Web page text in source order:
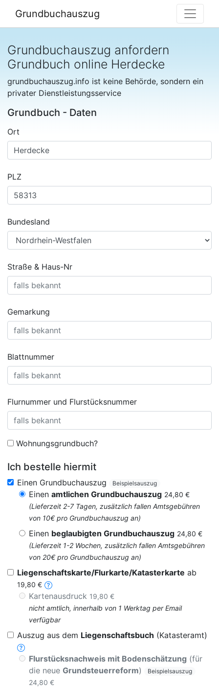
Grundbuchauszug
Grundbuchauszug anfordern
Grundbuch online Herdecke
grundbuchauszug.info ist keine Behörde, sondern ein
privater Dienstleistungsservice
Grundbuch - Daten
Ort
PLZ
Bundesland
Straße & Haus-Nr
Gemarkung
Blattnummer
Flurnummer und Flurstücksnummer
Wohnungsgrundbuch?
Ich bestelle hiermit
Einen Grundbuchauszug Beispielsauszug
Einen amtlichen Grundbuchauszug 24,80 €
(Lieferzeit 2-7 Tagen, zusätzlich fallen Amtsgebühren
von 10€ pro Grundbuchauszug an)
Einen beglaubigten Grundbuchauszug 24,80 €
(Lieferzeit 1-2 Wochen, zusätzlich fallen Amtsgebühren
von 20€ pro Grundbuchauszug an)
Liegenschaftskarte/Flurkarte/Katasterkarte ab
19,80 €
Kartenausdruck 19,80 €
nicht amtlich, innerhalb von 1 Werktag per Email
verfügbar
Auszug aus dem Liegenschaftsbuch (Katasteramt)
Flurstücksnachweis mit Bodenschätzung (für
die neue Grundsteuerreform) Beispielsauszug
24,80 €